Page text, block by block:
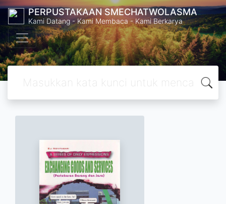
PERPUSTAKAAN SMECHATWOLASMA
Kami Datang - Kami Membaca - Kami Berkarya